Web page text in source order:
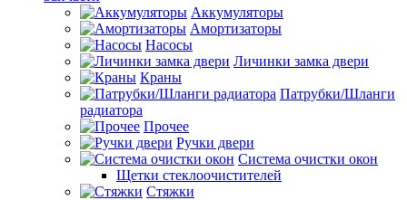
Аккумуляторы
Амортизаторы
Насосы
Личинки замка двери
Краны
Патрубки/Шланги
радиатора
Прочее
Ручки двери
Система очистки окон
Щетки стеклоочистителей
Стяжки